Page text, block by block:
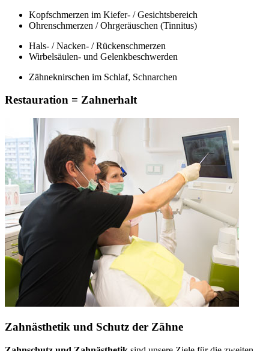
Kopfschmerzen im Kiefer- / Gesichtsbereich
Ohrenschmerzen / Ohrgeräuschen (Tinnitus)
Hals- / Nacken- / Rückenschmerzen
Wirbelsäulen- und Gelenkbeschwerden
Zähneknirschen im Schlaf, Schnarchen
Restauration = Zahnerhalt
Zahnästhetik und Schutz der Zähne